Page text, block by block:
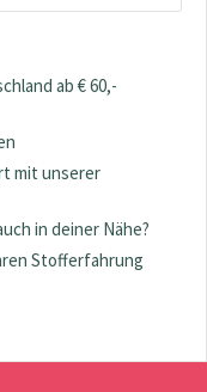
ab € 60,-
mit unserer
in deiner Nähe?
Stofferfahrung